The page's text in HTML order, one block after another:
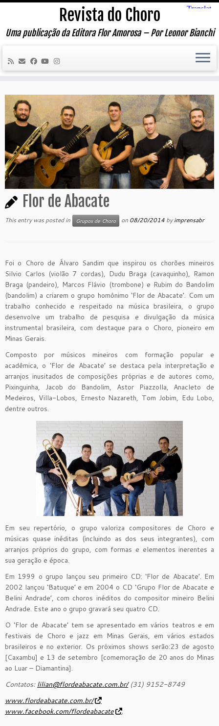
Skip
content
Revista do Choro
Uma publicação da Editora Flor Amorosa – Por Leonor Bianchi
Flor de Abacate
This entry was posted in Grupos de Choro on 08/20/2014 byimprensabr
Foi o Choro de Álvaro Sandim que inspirou os chorões mineiros
Silvio Carlos (violão 7 cordas), Dudu Braga (cavaquinho), Ramon
Braga (pandeiro), Marcos Flávio (trombone) e Rubim do Bandolim
(bandolim) a criarem o grupo homônimo ‘Flor de Abacate’. Com um
trabalho conhecido e respeitado na música brasileira, o grupo
desenvolve um trabalho de pesquisa e divulgação da música
instrumental brasileira, com destaque para o Choro, pioneiro em
Minas Gerais.
Composto por músicos mineiros com formação popular e
acadêmica, o ‘Flor de Abacate’ se destaca pela interpretação e
arranjos inusitados de composições próprias e de autores como,
Pixinguinha, Jacob do Bandolim, Astor Piazzolla, Anacleto de
Medeiros, Villa-Lobos, Ernesto Nazareth, Tom Jobim, Edu Lobo,
dentre outros.
Em seu repertório, o grupo valoriza compositores de Choro e
músicas quase inéditas (incluindo as dos seus integrantes), com
arranjos próprios do grupo, com formas e elementos inerentes a
sua geração e época.
Em 1999 o grupo lançou seu primeiro CD: ‘Flor de Abacate’. Em
2002 lançou ‘Batuque’ e em 2004 o CD ‘Grupo Flor de Abacate e
Belini Andrade’, com choros inéditos do compositor mineiro Belini
Andrade. Este ano o grupo gravará seu quatro CD.
O ‘Flor de Abacate’ tem se apresentado em vários teatros e em
festivais de Choro e jazz em Minas Gerais, em vários estados
brasileiros e no exterior. Os próximos shows serão:23 de agosto
[Caxambu] e 13 de setembro [comemoração de 20 anos do Minas
ao Luar – Diamantina].
Contatos: lilian@flordeabacate.com.br/(31) 9152-8749
www.flordeabacate.com.br/
www.facebook.com/flordeabacate
.